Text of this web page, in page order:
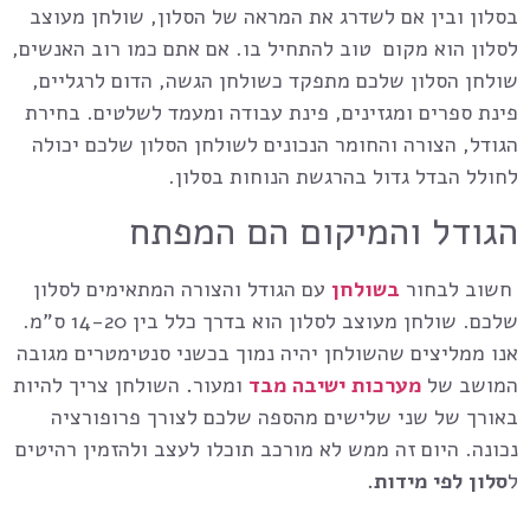
בסלון ובין אם לשדרג את המראה של הסלון, שולחן מעוצב
לסלון הוא מקום טוב להתחיל בו. אם אתם כמו רוב האנשים,
שולחן הסלון שלכם מתפקד כשולחן הגשה, הדום לרגליים,
פינת ספרים ומגזינים, פינת עבודה ומעמד לשלטים. בחירת
הגודל, הצורה והחומר הנכונים לשולחן הסלון שלכם יכולה
לחולל הבדל גדול בהרגשת הנוחות בסלון.
הגודל והמיקום הם המפתח
חשוב לבחור בשולחן עם הגודל והצורה המתאימים לסלון
שלכם. שולחן מעוצב לסלון
הוא בדרך כלל בין 14-20 ס”מ.
אנו ממליצים שהשולחן יהיה נמוך בכשני סנטימטרים מגובה
המושב של מערכות ישיבה מבד ומעור. השולחן צריך להיות
באורך של שני שלישים מהספה שלכם לצורך פרופורציה
נכונה. היום זה ממש לא מורכב תוכלו לעצב ולהזמין רהיטים
לסלון לפי מידות.